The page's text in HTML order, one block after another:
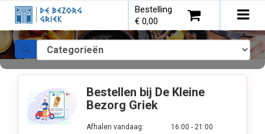
×
Bestelling
€ 0,00
Kies bestelmethode
Bestellen bij De Kleine
Bezorg Griek
Afhalen vandaag:
16:00 - 21:00